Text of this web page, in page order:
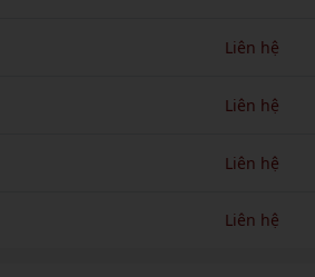
Liên hệ
Liên hệ
Liên hệ
Liên hệ